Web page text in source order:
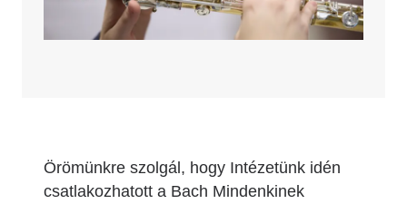
Örömünkre szolgál, hogy Intézetünk idén
csatlakozhatott a Bach Mindenkinek